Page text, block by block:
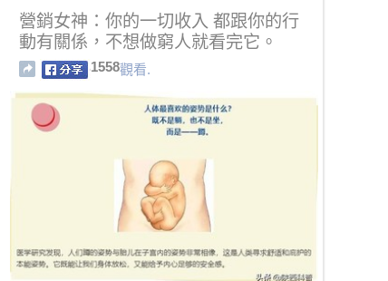
營銷女神：你的一切收入 都跟你的行
動有關係，不想做窮人就看完它。
1558觀看.